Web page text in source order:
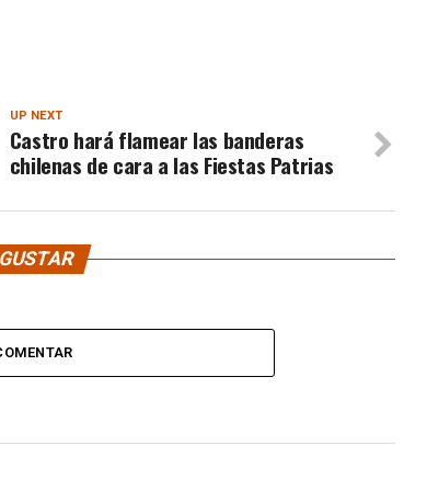
UP NEXT
Castro hará flamear las banderas
chilenas de cara a las Fiestas Patrias